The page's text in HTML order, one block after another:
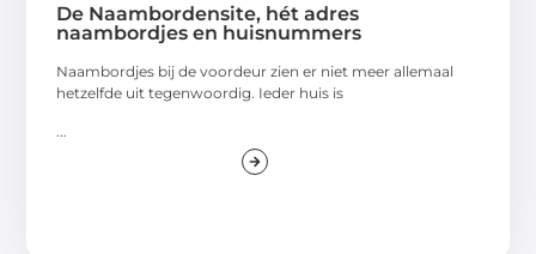
De Naambordensite, hét adres
naambordjes en huisnummers
Naambordjes bij de voordeur zien er niet meer allemaal
hetzelfde uit tegenwoordig. Ieder huis is